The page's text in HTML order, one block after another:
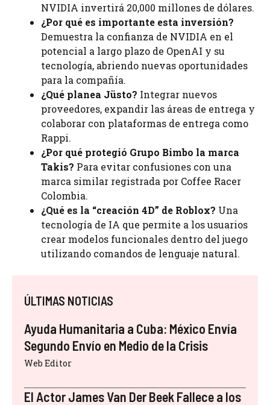
NVIDIA invertirá 20,000 millones de dólares.
¿Por qué es importante esta inversión?
Demuestra la confianza de NVIDIA en el
potencial a largo plazo de OpenAI y su
tecnología, abriendo nuevas oportunidades
para la compañía.
¿Qué planea Jüsto? Integrar nuevos
proveedores, expandir las áreas de entrega y
colaborar con plataformas de entrega como
Rappi.
¿Por qué protegió Grupo Bimbo la marca
Takis? Para evitar confusiones con una
marca similar registrada por Coffee Racer
Colombia.
¿Qué es la “creación 4D” de Roblox? Una
tecnología de IA que permite a los usuarios
crear modelos funcionales dentro del juego
utilizando comandos de lenguaje natural.
ÚLTIMAS NOTICIAS
Ayuda Humanitaria a Cuba: México Envía
Segundo Envío en Medio de la Crisis
Web Editor
El Actor James Van Der Beek Fallece a los